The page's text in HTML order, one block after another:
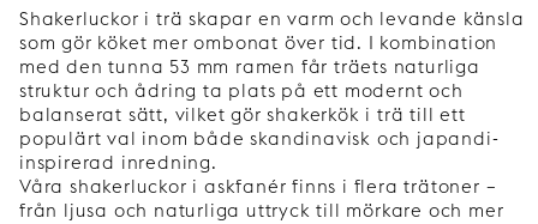
Shakerluckor i trä skapar en varm och levande känsla
som gör köket mer ombonat över tid. I kombination
med den tunna 53 mm ramen får träets naturliga
struktur och ådring ta plats på ett modernt och
balanserat sätt, vilket gör shakerkök i trä till ett
populärt val inom både skandinavisk och japandi-
inspirerad inredning.
Våra shakerluckor i askfanér finns i flera trätoner –
från ljusa och naturliga uttryck till mörkare och mer